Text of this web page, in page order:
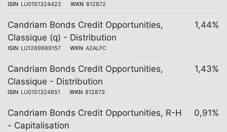
ISIN LU0151324422 WKN 812872
Candriam Bonds Credit Opportunities,
Classique (q) - Distribution
ISIN LU1269889157 WKN A2ALFC
1,44%
Candriam Bonds Credit Opportunities,
Classique - Distribution
ISIN LU0151324851 WKN 812873
1,43%
Candriam Bonds Credit Opportunities, R-H
- Capitalisation
0,91%